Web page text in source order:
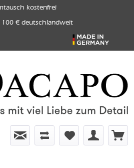
kostenfrei
100 € deutschlandweit